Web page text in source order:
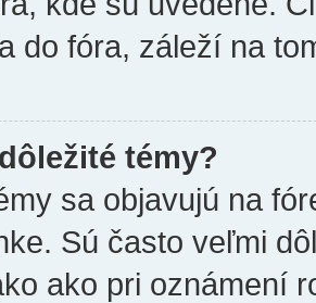
do fóra, záleží na
témy?
sa objavujú na
Sú často veľmi
ako pri oznámení